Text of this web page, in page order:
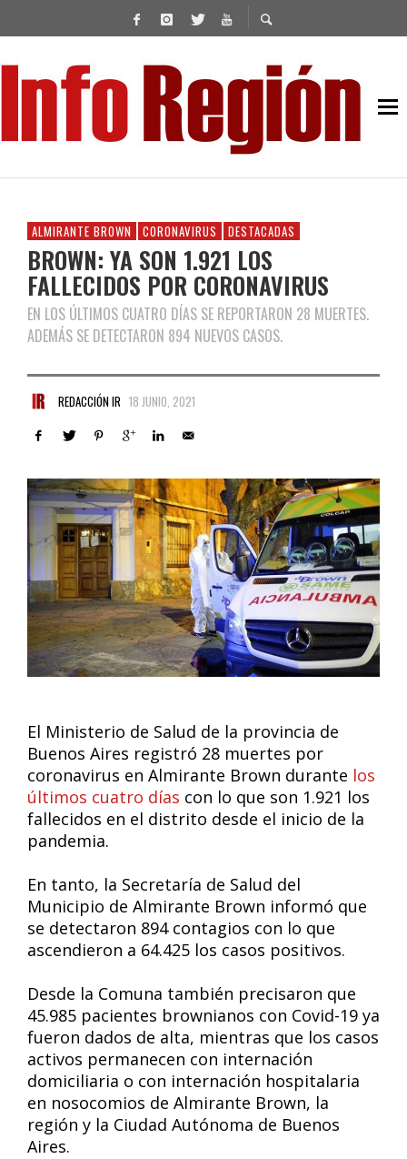
ALMIRANTE BROWN CORONAVIRUS DESTACADAS
BROWN: YA SON 1.921 LOS
FALLECIDOS POR CORONAVIRUS
EN LOS ÚLTIMOS CUATRO DÍAS SE REPORTARON 28 MUERTES.
ADEMÁS SE DETECTARON 894 NUEVOS CASOS.
REDACCIÓN IR 18 JUNIO, 2021
El Ministerio de Salud de la provincia de
Buenos Aires registró 28 muertes por
coronavirus en Almirante Brown durante los
últimos cuatro días con lo que son 1.921 los
fallecidos en el distrito desde el inicio de la
pandemia.
En tanto, la Secretaría de Salud del
Municipio de Almirante Brown informó que
se detectaron 894 contagios con lo que
ascendieron a 64.425 los casos positivos.
Desde la Comuna también precisaron que
45.985 pacientes brownianos con Covid-19 ya
fueron dados de alta, mientras que los casos
activos permanecen con internación
domiciliaria o con internación hospitalaria
en nosocomios de Almirante Brown, la
región y la Ciudad Autónoma de Buenos
Aires.